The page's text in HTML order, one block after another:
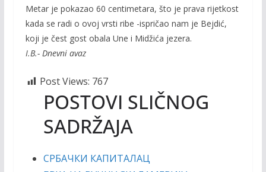
Metar je pokazao 60 centimetara, što je prava rijetkost
kada se radi o ovoj vrsti ribe -ispričao nam je Bejdić,
koji je čest gost obala Une i Midžića jezera.
I.B.- Dnevni avaz
Post Views: 767
POSTOVI SLIČNOG
SADRŽAJA
СРБАЧКИ КАПИТАЛАЦ